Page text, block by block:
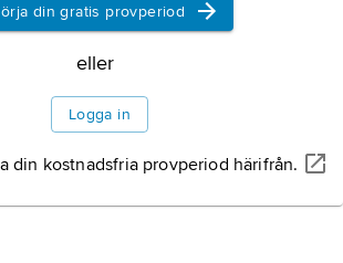
din gratis provperiod
eller
Logga in
din kostnadsfria provperiod härifrån.